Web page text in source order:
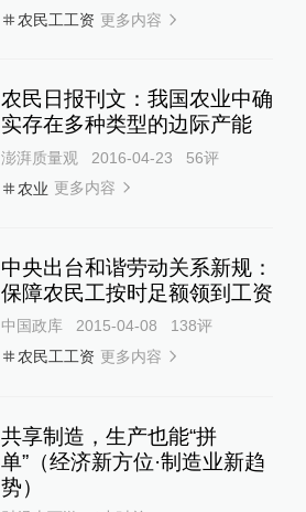
农民工工资 更多内容
农民日报刊文：我国农业中确
实存在多种类型的边际产能
澎湃质量观 2016-04-23 56评
农业 更多内容
中央出台和谐劳动关系新规：
保障农民工按时足额领到工资
中国政库 2015-04-08 138评
农民工工资 更多内容
共享制造，生产也能“拼
单”（经济新方位·制造业新趋
势）